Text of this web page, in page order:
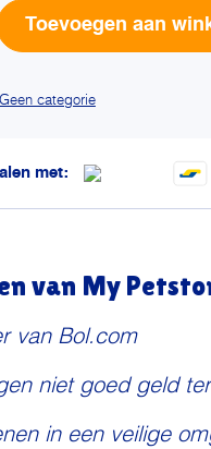
Toevoegen aan
Geen categorie
met:
van My
van Bol.com
niet goed geld
in een veilige